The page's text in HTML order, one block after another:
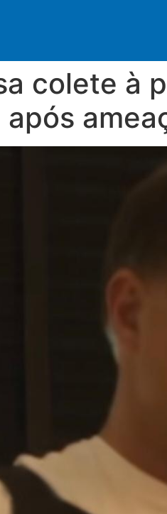
colete à